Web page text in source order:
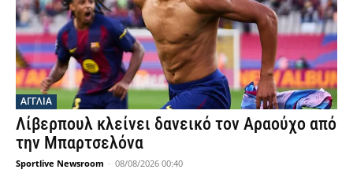
ΑΓΓΛΙΑ
Λίβερπουλ κλείνει δανεικό τον Αραούχο από
την Μπαρτσελόνα
Sportlive Newsroom - 08/08/2026 00:40